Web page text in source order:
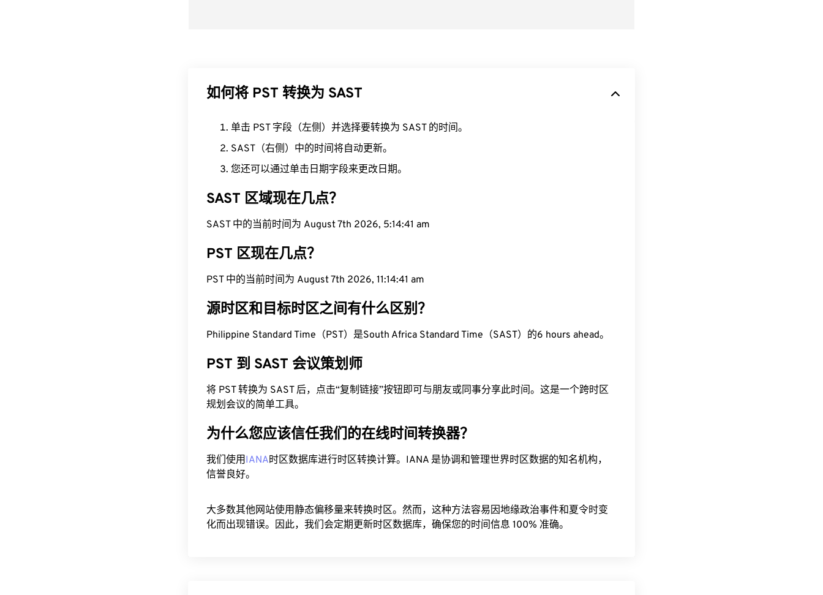
如何将 PST 转换为 SAST
单击 PST 字段（左侧）并选择要转换为 SAST 的时间。
SAST（右侧）中的时间将自动更新。
您还可以通过单击日期字段来更改日期。
SAST 区域现在几点？
SAST 中的当前时间为 August 7th 2026, 5:14:42 am
PST 区现在几点？
PST 中的当前时间为 August 7th 2026, 11:14:42 am
源时区和目标时区之间有什么区别？
Philippine Standard Time（PST）是South Africa Standard Time（SAST）的6 hours ahead。
PST 到 SAST 会议策划师
将 PST 转换为 SAST 后，点击“复制链接”按钮即可与朋友或同事分享此时间。这是一个跨时区
规划会议的简单工具。
为什么您应该信任我们的在线时间转换器？
我们使用IANA时区数据库进行时区转换计算。IANA 是协调和管理世界时区数据的知名机构，
信誉良好。
大多数其他网站使用静态偏移量来转换时区。然而，这种方法容易因地缘政治事件和夏令时变
化而出现错误。因此，我们会定期更新时区数据库，确保您的时间信息 100% 准确。